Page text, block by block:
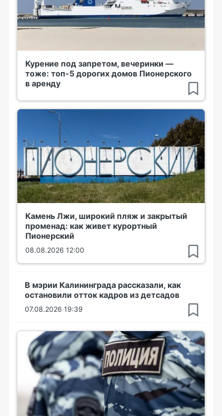
Курение под запретом, вечеринки —
тоже: топ-5 дорогих домов Пионерского
в аренду
Камень Лжи, широкий пляж и закрытый
променад: как живет курортный
Пионерский
08.08.2026 12:00
В мэрии Калининграда рассказали, как
остановили отток кадров из детсадов
07.08.2026 19:39